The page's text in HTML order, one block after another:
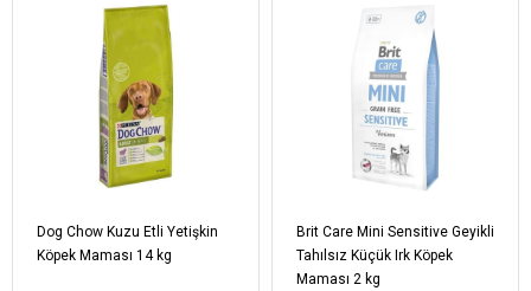
Bezelye
Patates
Rafine tavuk yağı
Bira mayası
Balık yağı
Kurutulmuş şeker pancarı
Mineraller
Dog Chow Kuzu Etli Yetişkin
Köpek Maması 14 kg
Brit Care Mini Sensitive Geyikli
Tahılsız Küçük Irk Köpek
Maması 2 kg